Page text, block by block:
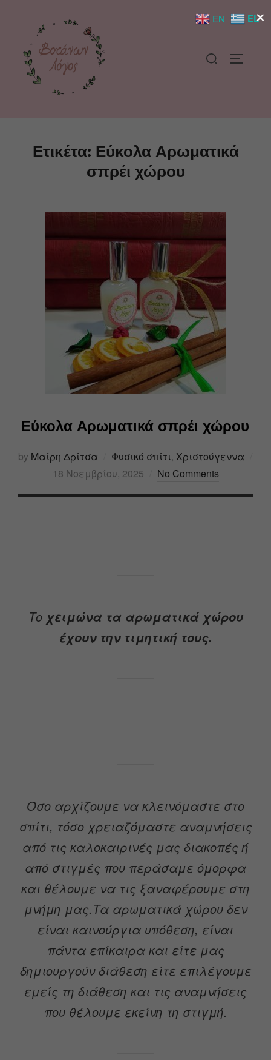
Ετικέτα: Εύκολα Αρωματικά
σπρέι χώρου
Εύκολα Αρωματικά σπρέι χώρου
by Μαίρη Δρίτσα Φυσικό σπίτι, Χριστούγεννα
18 Νοεμβρίου, 2025
No Comments
Τοχειμώνα τα αρωματικά χώρου
έχουν την τιμητική τους.
Όσο αρχίζουμε να κλεινόμαστε στο
σπίτι, τόσο χρειαζόμαστε αναμνήσεις
από τις καλοκαιρινές μας διακοπές ή
από στιγμές που περάσαμε όμορφα
και θέλουμε να τις ξαναφέρουμε στη
μνήμη μας.Τα αρωματικά χώρου δεν
είναι καινούργια υπόθεση, είναι
πάντα επίκαιρα και είτε μας
δημιουργούν διάθεση είτε επιλέγουμε
εμείς τη διάθεση και τις αναμνήσεις
που θέλουμε εκείνη τη στιγμή.
×
EN EL